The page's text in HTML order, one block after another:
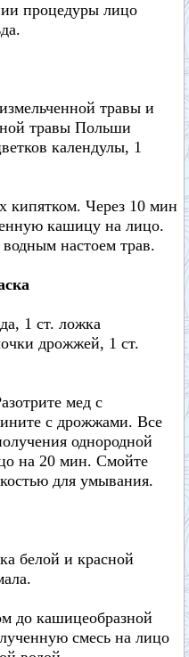
процедуры лицо
травы и
травы Польши
календулы, 1
кипятком. Через 10 мин
кашицу на лицо.
настоем трав.
1 ст. ложка
дрожжей, 1 ст.
мед с
с дрожжами. Все
однородной
на 20 мин. Смойте
для умывания.
белой и красной
до кашицеобразной
смесь на лицо